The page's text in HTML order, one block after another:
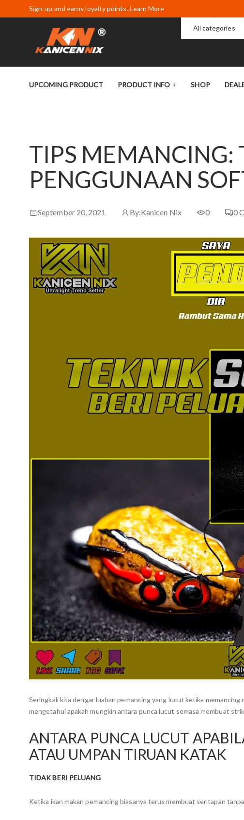
Sign-up and earns loyalty points. Learn More
All categories
UPCOMING PRODUCT PRODUCT INFO SHOP
TIPS MEMANCING:
PENGGUNAAN
September 20, 2021 By:Kanicen Nix 0 0
Seringkali kita dengar luahan pemancing yang lucut ketika
mengetahui apakah mungkin antara punca lucut semasa membuat
ANTARA PUNCA LUCUT
ATAU UMPAN TIRUAN KATAK
TIDAK BERI PELUANG
Ketika ikan makan pemancing biasanya terus membuat sentapan